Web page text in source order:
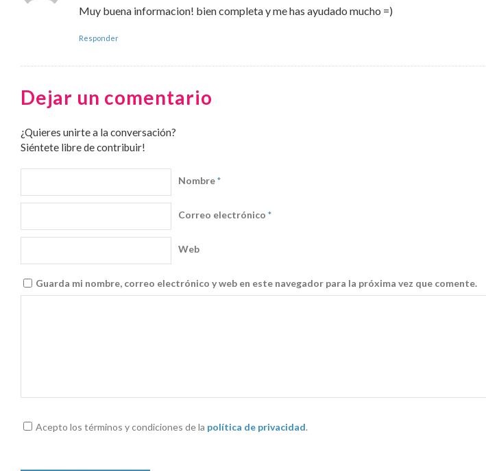
Muy buena informacion! bien completa y me has ayudado mucho =)
Responder
Dejar un comentario
¿Quieres unirte a la conversación?
Siéntete libre de contribuir!
Nombre*
Correo electrónico *
Web
Guarda mi nombre, correo electrónico y web en este navegador para la próxima vez que comente.
Acepto los términos y condiciones de la política de privacidad.